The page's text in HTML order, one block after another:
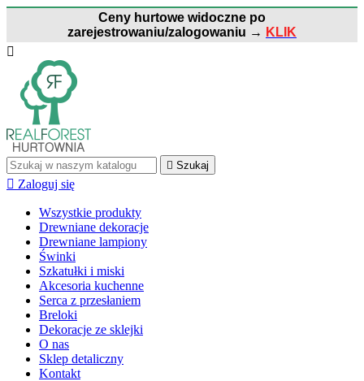
Ceny hurtowe widoczne po
zarejestrowaniu/zalogowaniu → KLIK

 Szukaj
 Zaloguj się
Wszystkie produkty
Drewniane dekoracje
Drewniane lampiony
Świnki
Szkatułki i miski
Akcesoria kuchenne
Serca z przesłaniem
Breloki
Dekoracje ze sklejki
O nas
Sklep detaliczny
Kontakt